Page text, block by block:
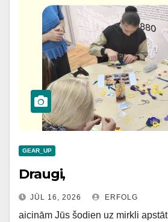
GEAR_UP
Draugi,
JŪL 16, 2026 ERFOLG
aicinām Jūs šodien uz mirkli